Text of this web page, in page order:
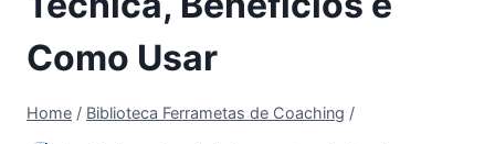
Como Usar
Home / Biblioteca Ferrametas de Coaching /